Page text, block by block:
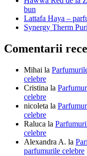
bun
Lattafa Haya –
Synergy Therm
Comentarii
Mihai la
celebre
Cristina la
celebre
nicoleta la
celebre
Raluca la
celebre
Alexandra A. la
parfumurile celebre